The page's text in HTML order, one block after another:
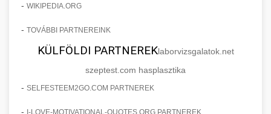
- WIKIPEDIA.ORG
- TOVÁBBI PARTNEREINK
KÜLFÖLDI PARTNEREKlaborvizsgalatok.net
szeptest.com hasplasztika
- SELFESTEEM2GO.COM PARTNEREK
- I-LOVE-MOTIVATIONAL-QUOTES.ORG PARTNEREK